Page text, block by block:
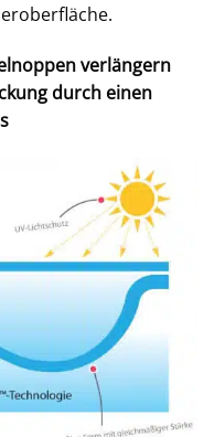
verlängern
durch einen